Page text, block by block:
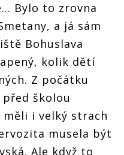
Bylo to zrovna
a já sám
Bohuslava
kolik dětí
Z počátku
školou
i velký strach
musela být
Ale když to